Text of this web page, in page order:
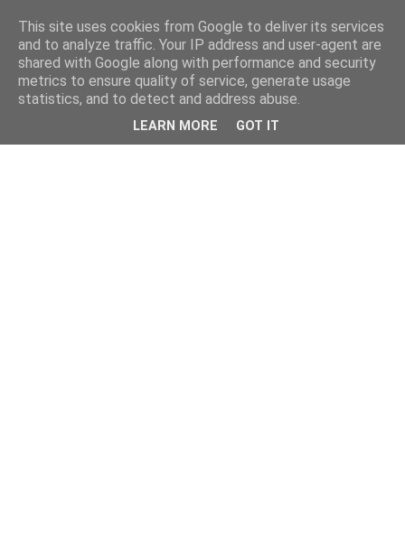
kristietim
viss, kas jāzin kristietim
This site uses cookies from Google to deliver its services
and to analyze traffic. Your IP address and user-agent are
shared with Google along with performance and security
metrics to ensure quality of service, generate usage
statistics, and to detect and address abuse.
LEARN MORE GOT IT